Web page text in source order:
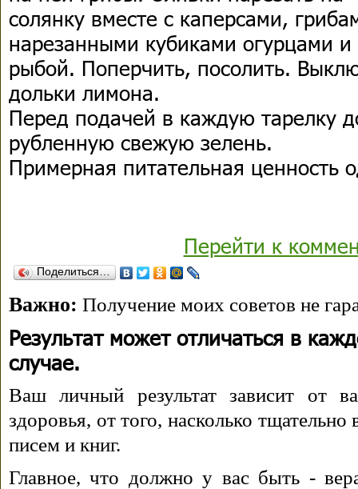
солянку вместе с каперсами,
нарезанными кубиками огурцами
рыбой. Поперчить, посолить.
дольки лимона.
Перед подачей в каждую тарелку
рубленную свежую зелень.
Примерная питательная ценность
Перейти к
Поделиться…
Важно: Получение моих советов не
Результат может отличаться в
случае.
Ваш личный результат зависит от
здоровья, от того, насколько
писем и книг.
Главное, что должно у вас быть -